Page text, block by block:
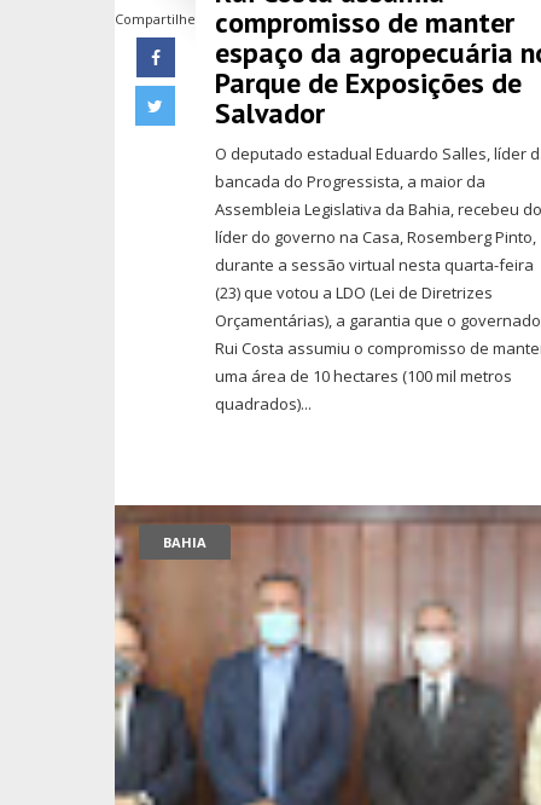
Compartilhe
compromisso de manter
espaço da agropecuária
Parque de Exposições de
Salvador
O deputado estadual Eduardo Salles, líder
bancada do Progressista, a maior da
Assembleia Legislativa da Bahia, recebeu
líder do governo na Casa, Rosemberg Pinto,
durante a sessão virtual nesta quarta-feira
(23) que votou a LDO (Lei de Diretrizes
Orçamentárias), a garantia que o
Rui Costa assumiu o compromisso de
uma área de 10 hectares (100 mil metros
quadrados)...
BAHIA